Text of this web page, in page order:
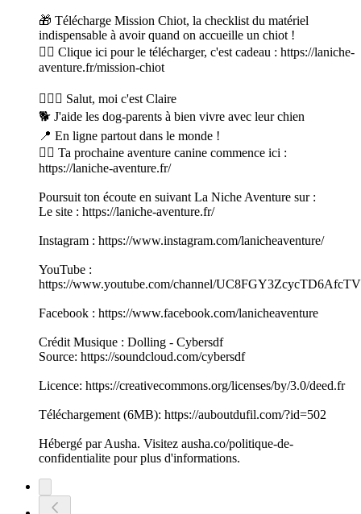
🎁 Télécharge Mission Chiot, la checklist du matériel
indispensable à avoir quand on accueille un chiot !
👉🏼 Clique ici pour le télécharger, c'est cadeau : https://laniche-
aventure.fr/mission-chiot
🙋🏻‍♀️ Salut, moi c'est Claire
🐕 J'aide les dog-parents à bien vivre avec leur chien
📍 En ligne partout dans le monde !
👉🏼 Ta prochaine aventure canine commence ici :
https://laniche-aventure.fr/
Poursuit ton écoute en suivant La Niche Aventure sur :
Le site : https://laniche-aventure.fr/
Instagram : https://www.instagram.com/lanicheaventure/
YouTube :
https://www.youtube.com/channel/
Facebook : https://www.facebook.com/lanicheaventure
Crédit Musique : Dolling - Cybersdf
Source: https://soundcloud.com/cybersdf
Licence: https://creativecommons.org/licenses/by/3.0/deed.fr
Téléchargement (6MB): https://auboutdufil.com/?id=502
Hébergé par Ausha. Visitez ausha.co/politique-de-
confidentialite pour plus d'informations.